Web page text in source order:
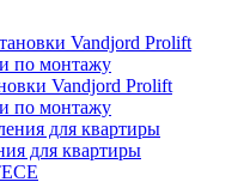
Vandjord Prolift
по монтажу
для квартиры